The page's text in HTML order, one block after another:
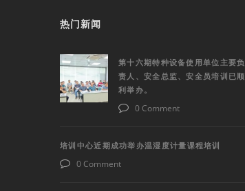
热门新闻
第十六期特种设备使用单位主要负
责人、安全总监、安全员培训已顺
利举办。
0 Comment
培训中心近期成功举办温湿度计量课程培训
0 Comment